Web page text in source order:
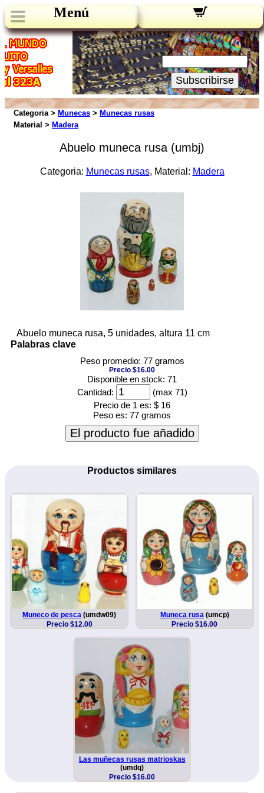
Menú
Novedades:
Su Email:
Subscribirse
Categoria > Munecas > Munecas rusas
Material > Madera
Abuelo muneca rusa (umbj)
Categoria: Munecas rusas, Material: Madera
Abuelo muneca rusa, 5 unidades, altura 11 cm
Palabras clave
Peso promedio: 77 gramos
Precio $16.00
Disponible en stock: 71
Cantidad:
(max 71)
Precio de 1 es: $ 16
Peso es: 77 gramos
El producto fue añadido
Productos similares
Muneco de pesca (umdw09)
Precio $12.00
Muneca rusa(umcp)
Precio $16.00
Las muñecas rusas matrioskas
(umdq)
Precio $16.00